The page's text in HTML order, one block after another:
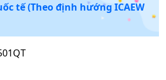
tế (Theo định hướng ICAEW